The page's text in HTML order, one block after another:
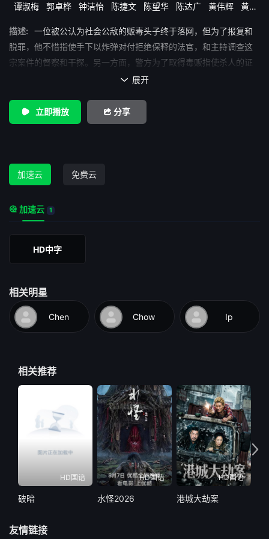
谭淑梅
郭卓桦 钟洁怡 陈捷文 陈望华 陈达广 黄伟辉
黄凯
描述:
一位被公认为社会公敌的贩毒头子终于落网，但为了报复和
脱罪，他不惜指使手下以炸弹对付拒绝保释的法官，和主持调查这
宗案件的督察和干探。另一方面，警方为了取得毒贩指使杀人的证
据，派出卧底干探亲近毒贩最亲密的女友，找出毒贩借刀杀人的证
 展开
立即播放 分享
加速云 免费云
加速云 1
HD中字
相关明星
Chen Chow Ip
相关推荐
HD国语
破暗
HD国语
水怪2026
HD国语
港城大劫案
友情链接